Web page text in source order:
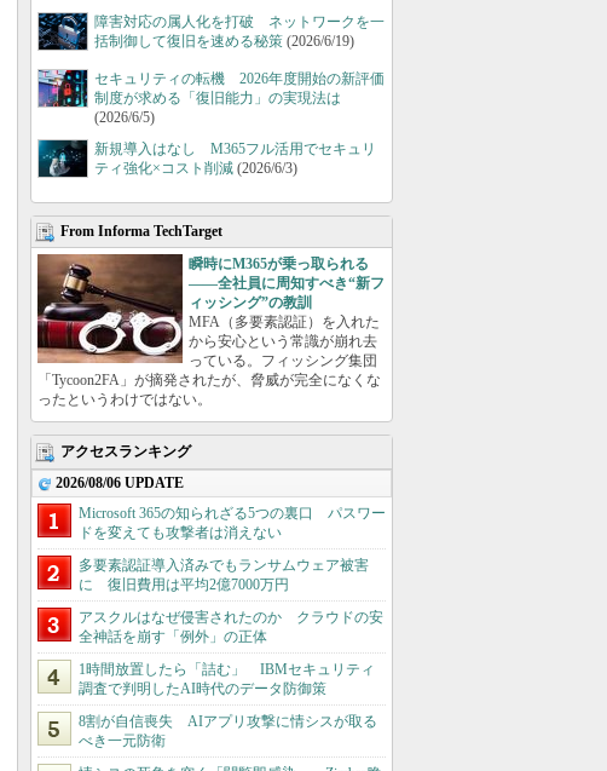
障害対応の属人化を打破 ネットワークを一
括制御して復旧を速める秘策 (2026/6/19)
セキュリティの転機 2026年度開始の新評価
制度が求める「復旧能力」の実現法は
(2026/6/5)
新規導入はなし M365フル活用でセキュリ
ティ強化×コスト削減 (2026/6/3)
From Informa TechTarget
瞬時にM365が乗っ取られる
――全社員に周知すべき“新フ
ィッシング”の教訓
MFA（多要素認証）を入れた
から安心という常識が崩れ去
っている。フィッシング集団
「Tycoon2FA」が摘発されたが、脅威が完全になくな
ったというわけではない。
アクセスランキング
2026/08/06 UPDATE
Microsoft 365の知られざる5つの裏口 パスワー
ドを変えても攻撃者は消えない
多要素認証導入済みでもランサムウェア被害
に 復旧費用は平均2億7000万円
アスクルはなぜ侵害されたのか クラウドの安
全神話を崩す「例外」の正体
1時間放置したら「詰む」 IBMセキュリティ
調査で判明したAI時代のデータ防御策
8割が自信喪失 AIアプリ攻撃に情シスが取る
べき一元防衛